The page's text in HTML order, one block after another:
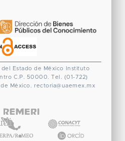
Estado de México
Instituto
C.P. 50000. Tel. (01-722)
de México. rectoria@uaemex.mx